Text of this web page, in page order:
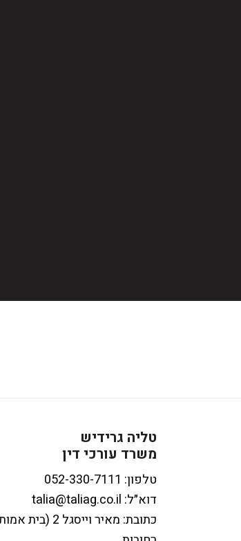
טליה גרידיש
משרד עורכי דין
טלפון:
דוא״ל: talia@taliag.co.il
כתובת: מאיר וייסגל 2 (בית